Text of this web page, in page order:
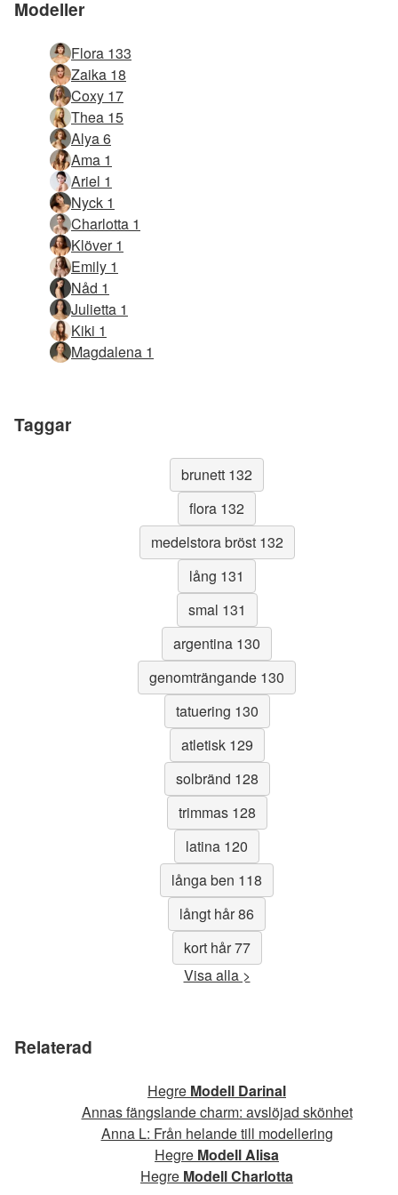
Modeller
Flora 133
Zaika 18
Coxy 17
Thea 15
Alya 6
Ama 1
Ariel 1
Nyck 1
Charlotta 1
Klöver 1
Emily 1
Nåd 1
Julietta 1
Kiki 1
Magdalena 1
Taggar
brunett 132
flora 132
medelstora bröst 132
lång 131
smal 131
argentina 130
genomträngande 130
tatuering 130
atletisk 129
solbränd 128
trimmas 128
latina 120
långa ben 118
långt hår 86
kort hår 77
Visa alla >
Relaterad
Hegre Modell Darinal
Annas fängslande charm: avslöjad skönhet
Anna L: Från helande till modellering
Hegre Modell Alisa
Hegre Modell Charlotta